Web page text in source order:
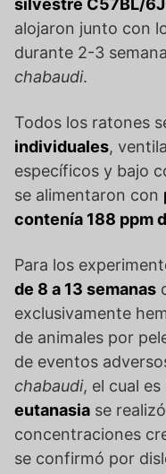
silvestre C57BL/
alojaron junto con
durante 2-3
chabaudi.
Todos los ratones
individuales,
específicos y bajo
se alimentaron con
contenía 188 ppm
Para los
de 8 a 13 semanas
exclusivamente
de animales por
de eventos
chabaudi, el cual
eutanasia se
concentraciones
se confirmó por